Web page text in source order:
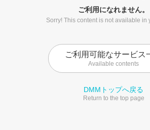
ご利用になれません。
Sorry! This content is not available in
ご利用可能なサービス
Available contents
DMMトップへ戻る
Return to the top page